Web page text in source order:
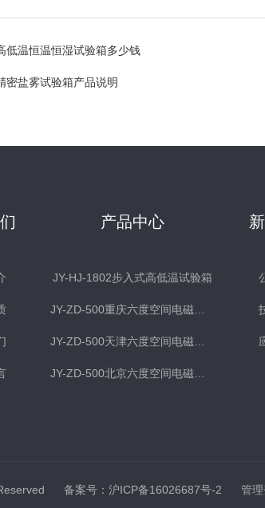
低温恒温恒湿试验箱多少钱
密盐雾试验箱产品说明
产品中心
JY-HJ-1802步入式高低温试验箱
Reserved 备案号：沪ICP备16026687号-2 管